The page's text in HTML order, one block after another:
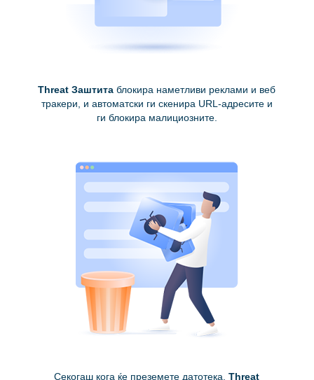
Threat Заштита блокира наметливи реклами и веб
тракери, и автоматски ги скенира URL-адресите и
ги блокира малициозните.
Секогаш кога ќе преземете датотека,Threat